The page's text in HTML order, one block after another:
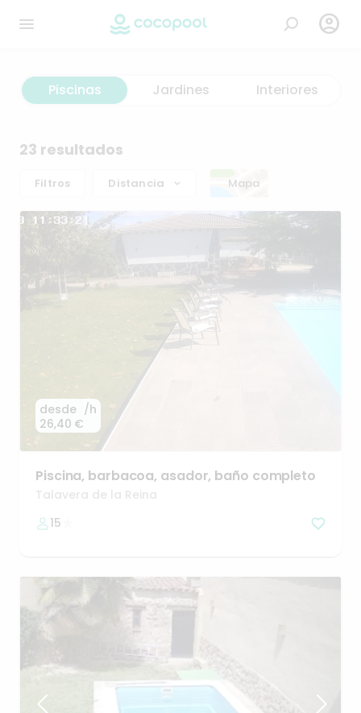

Piscinas Jardines Interiores
23 resultados
Filtros Distancia Mapa
desde
26,40 €
/h
Piscina​,​ barbacoa​,​ asador​,​ baño completo
Talavera de la Reina
15